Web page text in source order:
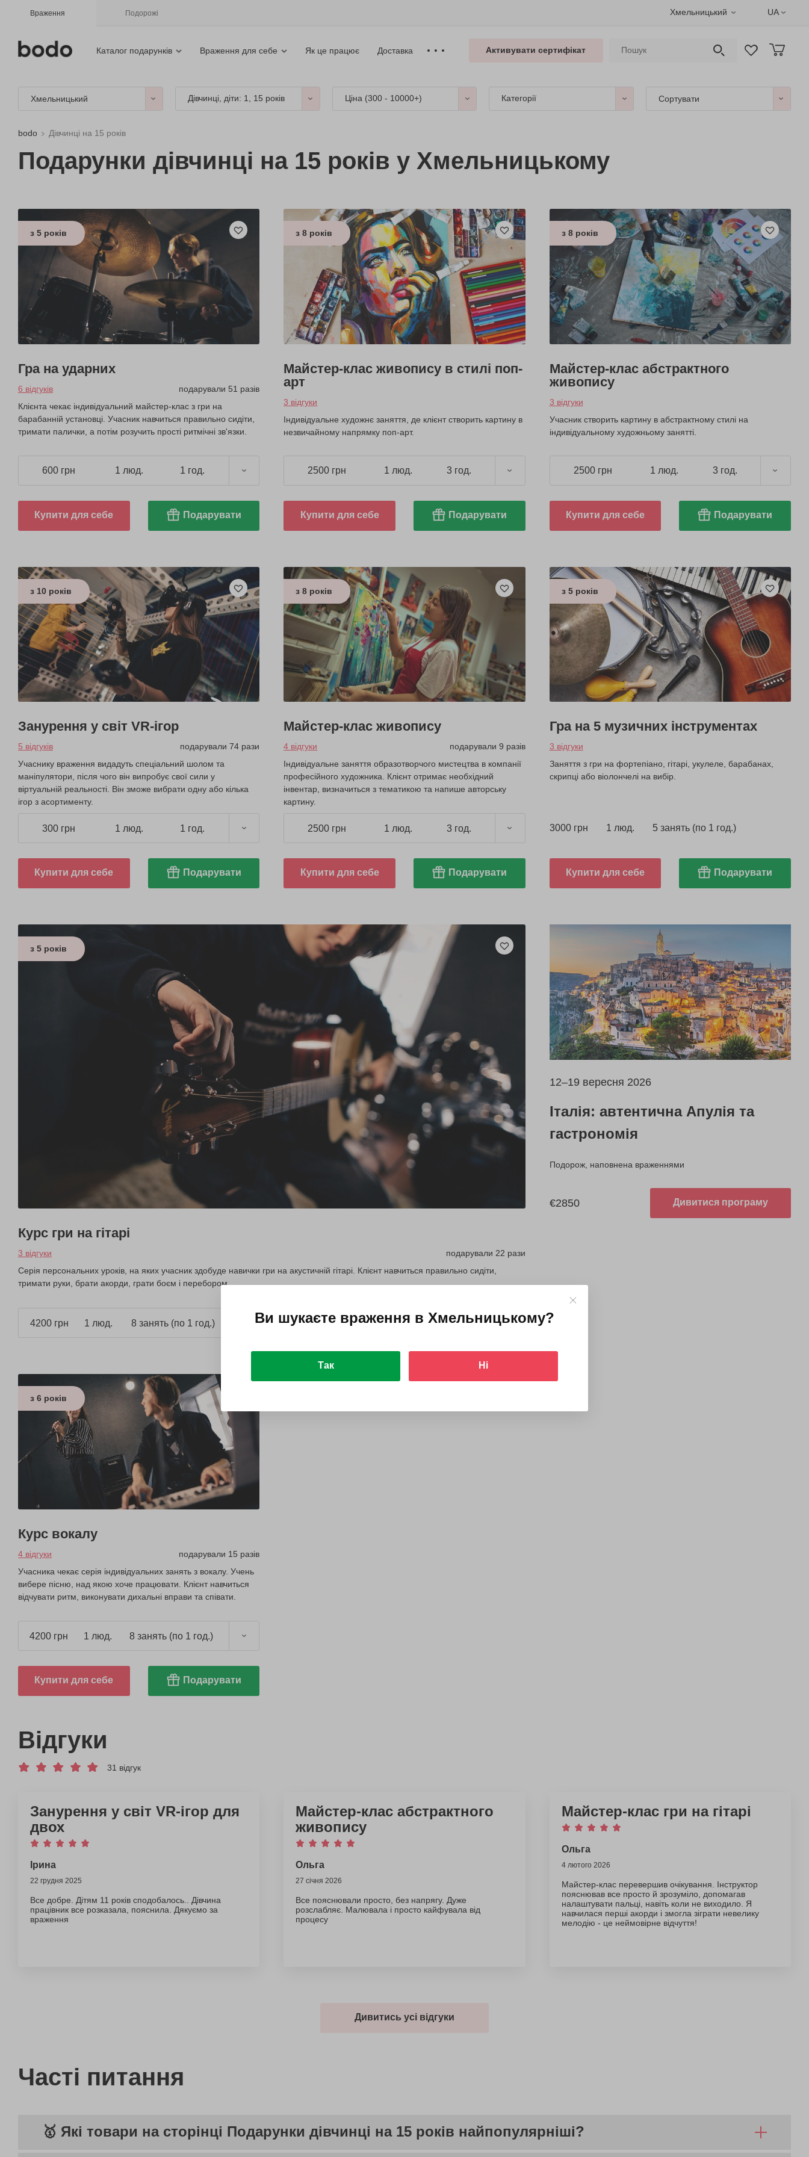
Враження Подорожі Хмельницький UA
Каталог подарунків Враження для себе Як це працює Доставка Активувати сертифікат
Хмельницький Дівчинці, діти: 1, 15 років Ціна (300 - 10000+) Категорії Сортувати
bodo Дівчинці на 15 років
Подарунки дівчинці на 15 років у Хмельницькому
з 5 років
Гра на ударних
6 відгуків
подарували 51 разів
Клієнта чекає індивідуальний майстер-клас з гри на
барабанній установці. Учасник навчиться правильно сидіти,
тримати палички, а потім розучить прості ритмічні зв'язки.
600 грн 1 люд. 1 год.
Купити для себе Подарувати
з 8 років
Майстер-клас живопису в стилі поп-
арт
3 відгуки
Індивідуальне художнє заняття, де клієнт створить картину в
незвичайному напрямку поп-арт.
2500 грн 1 люд. 3 год.
Купити для себе Подарувати
з 8 років
Майстер-клас абстрактного
живопису
3 відгуки
Учасник створить картину в абстрактному стилі на
індивідуальному художньому занятті.
2500 грн 1 люд. 3 год.
Купити для себе Подарувати
з 10 років
Занурення у світ VR-ігор
5 відгуків
подарували 74 рази
Учаснику враження видадуть спеціальний шолом та
маніпулятори, після чого він випробує свої сили у
віртуальній реальності. Він зможе вибрати одну або кілька
ігор з асортименту.
300 грн 1 люд. 1 год.
Купити для себе Подарувати
з 8 років
Майстер-клас живопису
4 відгуки
подарували 9 разів
Індивідуальне заняття образотворчого мистецтва в компанії
професійного художника. Клієнт отримає необхідний
інвентар, визначиться з тематикою та напише авторську
картину.
2500 грн 1 люд. 3 год.
Купити для себе Подарувати
з 5 років
Гра на 5 музичних інструментах
3 відгуки
Заняття з гри на фортепіано, гітарі, укулеле, барабанах,
скрипці або віолончелі на вибір.
3000 грн 1 люд. 5 занять (по 1 год.)
Купити для себе Подарувати
з 5 років
Курс гри на гітарі
3 відгуки
подарували 22 рази
Серія персональних уроків, на яких учасник здобуде навички гри на акустичній гітарі. Клієнт навчиться правильно сидіти,
тримати руки, брати акорди, грати боєм і перебором.
4200 грн 1 люд. 8 занять (по 1 год.) Купити для себе Подарувати
12–19 вересня 2026
Італія: автентична Апулія та
гастрономія
Подорож, наповнена враженнями
€2850 Дивитися програму
з 6 років
Курс вокалу
4 відгуки
подарували 15 разів
Учасника чекає серія індивідуальних занять з вокалу. Учень
вибере пісню, над якою хоче працювати. Клієнт навчиться
відчувати ритм, виконувати дихальні вправи та співати.
4200 грн 1 люд. 8 занять (по 1 год.)
Купити для себе Подарувати
Відгуки
31 відгук
Занурення у світ VR-ігор для
двох
Ірина
22 грудня 2025
Все добре. Дітям 11 років сподобалось.. Дівчина
працівник все розказала, пояснила. Дякуємо за
враження
Майстер-клас абстрактного
живопису
Ольга
27 січня 2026
Все пояснювали просто, без напрягу. Дуже
розслабляє. Малювала і просто кайфувала від
процесу
Майстер-клас гри на гітарі
Ольга
4 лютого 2026
Майстер-клас перевершив очікування. Інструктор
пояснював все просто й зрозуміло, допомагав
налаштувати пальці, навіть коли не виходило. Я
навчилася перші акорди і змогла зіграти невелику
мелодію - це неймовірне відчуття!
Дивитись усі відгуки
Часті питання
🥇 Які товари на сторінці Подарунки дівчинці на 15 років найпопулярніші?
Ви шукаєте враження в Хмельницькому?
Так Ні